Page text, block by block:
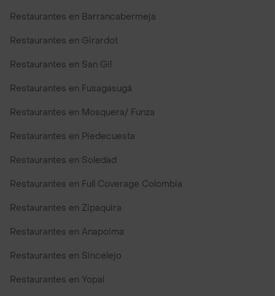
Restaurantes en Barrancabermeja
Restaurantes en Girardot
Restaurantes en San Gil
Restaurantes en Fusagasugá
Restaurantes en Mosquera/ Funza
Restaurantes en Piedecuesta
Restaurantes en Soledad
Restaurantes en Full Coverage Colombia
Restaurantes en Zipaquira
Restaurantes en Anapoima
Restaurantes en Sincelejo
Restaurantes en Yopal